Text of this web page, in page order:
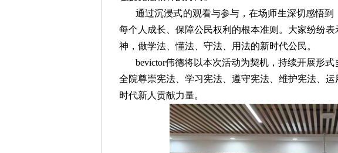
通过沉浸式的观看与参与，在场师生深切感悟
每个人成长、保障公民权利的根本准则。大家纷纷
神，做学法、懂法、守法、用法的新时代公民。
bevictor伟德将以本次活动为契机，持续开展形
全院尊崇宪法、学习宪法、遵守宪法、维护宪法、
时代新人贡献力量。